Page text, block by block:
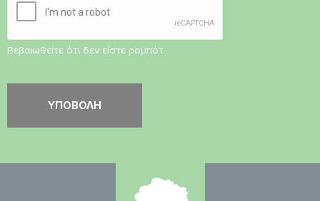
Βεβαιωθείτε ότι δεν είστε ρομπότ.